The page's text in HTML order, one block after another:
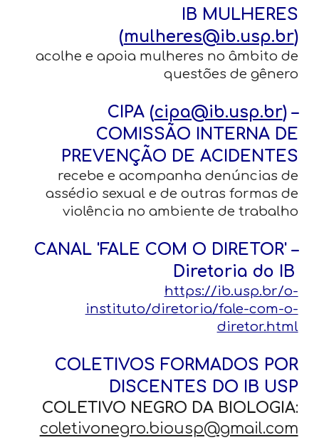
IB MULHERES
(mulheres@ib.usp.br)
acolhe e apoia mulheres no âmbito de
questões de gênero
CIPA (cipa@ib.usp.br) –
COMISSÃO INTERNA DE
PREVENÇÃO DE ACIDENTES
recebe e acompanha denúncias de
assédio sexual e de outras formas de
violência no ambiente de trabalho
CANAL 'FALE COM O DIRETOR' –
Diretoria do IB
https://ib.usp.br/o-
instituto/diretoria/fale-com-o-
diretor.html
COLETIVOS FORMADOS POR
DISCENTES DO IB USP
COLETIVO NEGRO DA BIOLOGIA:
coletivonegro.biousp@gmail.com